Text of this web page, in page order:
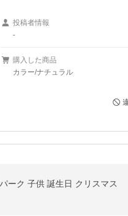
投稿者情報
-
購入した商品
カラー/ナチュラル
ーク 子供 誕生日 クリスマス